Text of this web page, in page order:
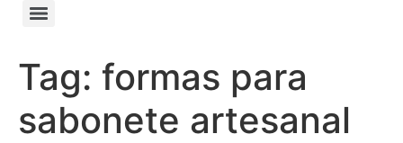
Tag: formas para
sabonete artesanal